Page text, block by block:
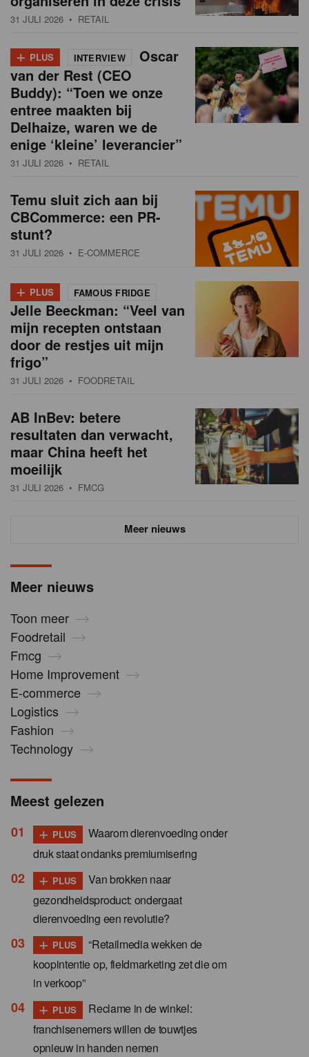
Meer nieuws
Toon meer
Foodretail
Fmcg
Home Improvement
E-commerce
Logistics
Fashion
Technology
31 JULI 2026 • RETAIL
+ PLUS INTERVIEW
Oscar
van der Rest (CEO
Buddy): “Toen we onze
entree maakten bij
Delhaize, waren we de
enige ‘kleine’ leverancier”
31 JULI 2026 • RETAIL
Temu sluit zich aan bij
CBCommerce: een PR-
stunt?
31 JULI 2026 • E-COMMERCE
+ PLUS FAMOUS FRIDGE
Jelle Beeckman: “Veel van
mijn recepten ontstaan
door de restjes uit mijn
frigo”
31 JULI 2026 • FOODRETAIL
AB InBev: betere
resultaten dan verwacht,
maar China heeft het
moeilijk
31 JULI 2026 • FMCG
Meer nieuws
Meest gelezen
+ PLUS
Waarom dierenvoeding onder
druk staat ondanks premiumisering
+ PLUS
Van brokken naar
gezondheidsproduct: ondergaat
dierenvoeding een revolutie?
+ PLUS
“Retailmedia wekken de
koopintentie op, fieldmarketing zet die om
in verkoop”
+ PLUS
Reclame in de winkel:
franchisenemers willen de touwtjes
opnieuw in handen nemen